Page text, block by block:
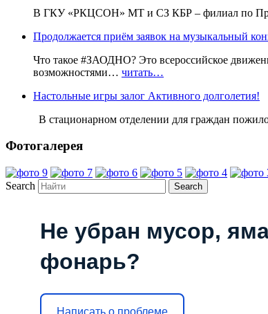
В ГКУ «РКЦСОН» МТ и СЗ КБР – филиал по
Продолжается приём заявок на музыкальный
Что такое #ЗАОДНО? Это всероссийское
возможностями… читать…
Настольные игры залог Активного долголетия!
В стационарном отделении для граждан
Фотогалерея
Search
Не убран мусор,
фонарь?
Написать о проблеме